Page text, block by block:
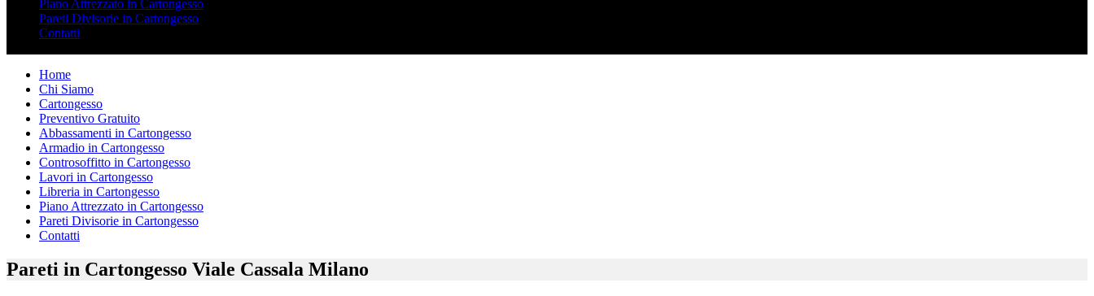
Piano Attrezzato in Cartongesso
Pareti Divisorie in Cartongesso
Contatti
Home
Chi Siamo
Cartongesso
Preventivo Gratuito
Abbassamenti in Cartongesso
Armadio in Cartongesso
Controsoffitto in Cartongesso
Lavori in Cartongesso
Libreria in Cartongesso
Piano Attrezzato in Cartongesso
Pareti Divisorie in Cartongesso
Contatti
Pareti in Cartongesso Viale Cassala Milano